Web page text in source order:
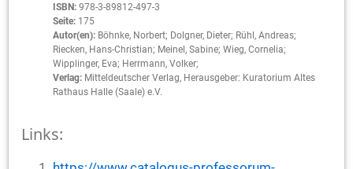
ISBN: 978-3-89812-497-3
Seite: 175
Autor(en): Böhnke, Norbert; Dolgner, Dieter; Rühl, Andreas;
Riecken, Hans-Christian; Meinel, Sabine; Wieg, Cornelia;
Wipplinger, Eva; Herrmann, Volker;
Verlag: Mitteldeutscher Verlag, Herausgeber: Kuratorium Altes
Rathaus Halle (Saale) e.V.
Links: